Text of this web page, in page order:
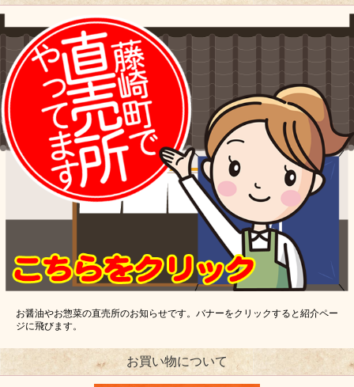
お醤油やお惣菜の直売所のお知らせです。バナーをクリックすると紹介ペー
ジに飛びます。
お買い物について